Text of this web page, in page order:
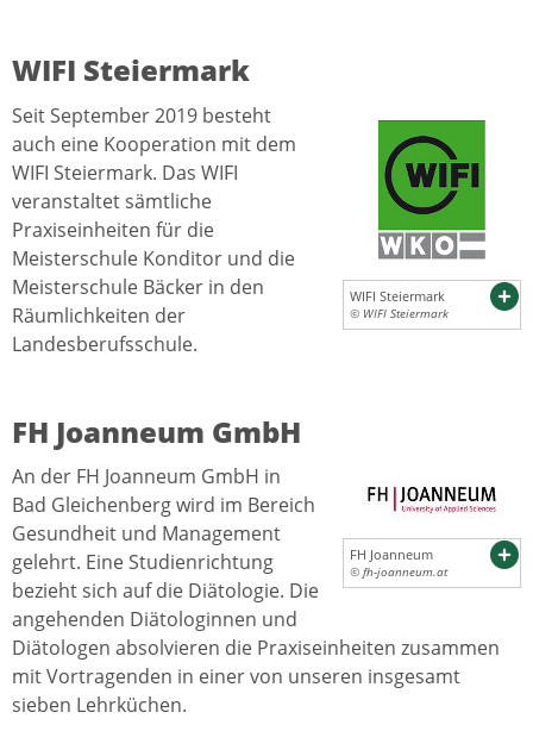
WIFI Steiermark
WIFI Steiermark
© WIFI Steiermark
Seit September 2019 besteht
auch eine Kooperation mit dem
WIFI Steiermark. Das WIFI
veranstaltet sämtliche
Praxiseinheiten für die
Meisterschule Konditor und die
Meisterschule Bäcker in den
Räumlichkeiten der
Landesberufsschule.
FH Joanneum GmbH
FH Joanneum
© fh-joanneum.at
An der FH Joanneum GmbH in
Bad Gleichenberg wird im Bereich
Gesundheit und Management
gelehrt. Eine Studienrichtung
bezieht sich auf die Diätologie. Die
angehenden Diätologinnen und
Diätologen absolvieren die Praxiseinheiten zusammen
mit Vortragenden in einer von unseren insgesamt
sieben Lehrküchen.